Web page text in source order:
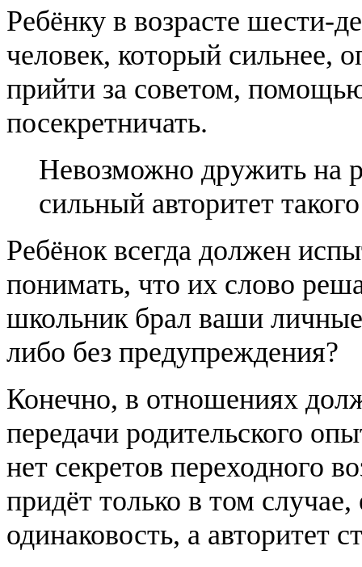
Ребёнку в возрасте шести-
человек, который сильнее,
прийти за советом,
посекретничать.
Невозможно дружить на
сильный авторитет
Ребёнок всегда должен
понимать, что их слово
школьник брал ваши
либо без предупреждения?
Конечно, в отношениях
передачи родительского
нет секретов переходного
придёт только в том
одинаковость, а авторитет